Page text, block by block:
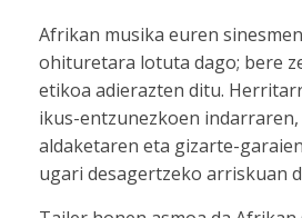
Afrikan musika euren
ohituretara lotuta dago; bere
etikoa adierazten ditu.
ikus-entzunezkoen
aldaketaren eta gizarte-
ugari desagertzeko arriskuan